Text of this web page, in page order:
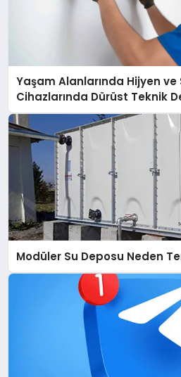
Yaşam Alanlarında Hijyen ve
Cihazlarında Dürüst Teknik
Modüler Su Deposu Neden